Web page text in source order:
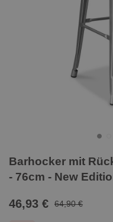
Barhocker mit
- 76cm - New
46,93 € 64,90 €